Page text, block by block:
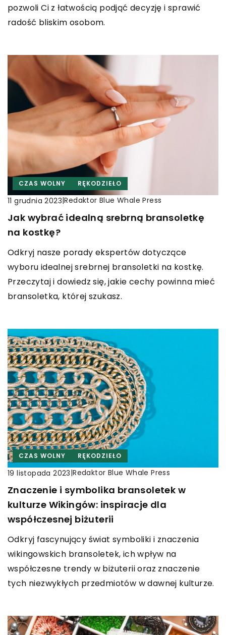
pozwoli Ci z łatwością podjąć decyzję i sprawić
radość bliskim osobom.
CZAS WOLNY RĘKODZIEŁO
11 grudnia 2023|Redaktor Blue Whale Press
Jak wybrać idealną srebrną bransoletkę
na kostkę?
Odkryj nasze porady ekspertów dotyczące
wyboru idealnej srebrnej bransoletki na kostkę.
Przeczytaj i dowiedz się, jakie cechy powinna mieć
bransoletka, której szukasz.
CZAS WOLNY RĘKODZIEŁO
19 listopada 2023|Redaktor Blue Whale Press
Znaczenie i symbolika bransoletek w
kulturze Wikingów: inspiracje dla
współczesnej biżuterii
Odkryj fascynujący świat symboliki i znaczenia
wikingowskich bransoletek, ich wpływ na
współczesne trendy w biżuterii oraz znaczenie
tych niezwykłych przedmiotów w dawnej kulturze.